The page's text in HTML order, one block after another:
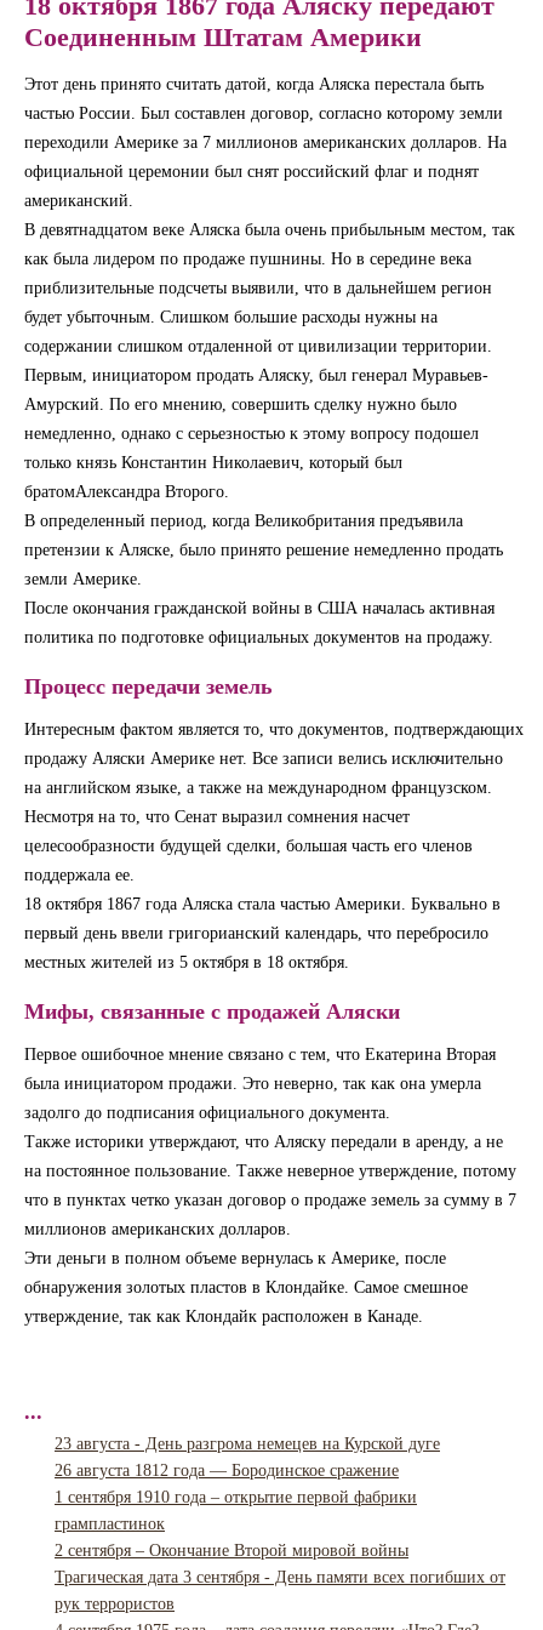
Соединенным Штатам Америки
Этот день принято считать датой, когда Аляска перестала быть
частью России. Был составлен договор, согласно которому земли
переходили Америке за 7 миллионов американских долларов. На
официальной церемонии был снят российский флаг и поднят
американский.
В девятнадцатом веке Аляска была очень прибыльным местом, так
как была лидером по продаже пушнины. Но в середине века
приблизительные подсчеты выявили, что в дальнейшем регион
будет убыточным. Слишком большие расходы нужны на
содержании слишком отдаленной от цивилизации территории.
Первым, инициатором продать Аляску, был генерал Муравьев-
Амурский. По его мнению, совершить сделку нужно было
немедленно, однако с серьезностью к этому вопросу подошел
только князь Константин Николаевич, который был
братомАлександра Второго.
В определенный период, когда Великобритания предъявила
претензии к Аляске, было принято решение немедленно продать
земли Америке.
После окончания гражданской войны в США началась активная
политика по подготовке официальных документов на продажу.
Процесс передачи земель
Интересным фактом является то, что документов, подтверждающих
продажу Аляски Америке нет. Все записи велись исключительно
на английском языке, а также на международном французском.
Несмотря на то, что Сенат выразил сомнения насчет
целесообразности будущей сделки, большая часть его членов
поддержала ее.
18 октября 1867 года Аляска стала частью Америки. Буквально в
первый день ввели григорианский календарь, что перебросило
местных жителей из 5 октября в 18 октября.
Мифы, связанные с продажей Аляски
Первое ошибочное мнение связано с тем, что Екатерина Вторая
была инициатором продажи. Это неверно, так как она умерла
задолго до подписания официального документа.
Также историки утверждают, что Аляску передали в аренду, а не
на постоянное пользование. Также неверное утверждение, потому
что в пунктах четко указан договор о продаже земель за сумму в 7
миллионов американских долларов.
Эти деньги в полном объеме вернулась к Америке, после
обнаружения золотых пластов в Клондайке. Самое смешное
утверждение, так как Клондайк расположен в Канаде.
...
23 августа - День разгрома немецев на Курской дуге
26 августа 1812 года — Бородинское сражение
1 сентября 1910 года – открытие первой фабрики
грампластинок
2 сентября – Окончание Второй мировой войны
Трагическая дата 3 сентября - День памяти всех погибших от
рук террористов